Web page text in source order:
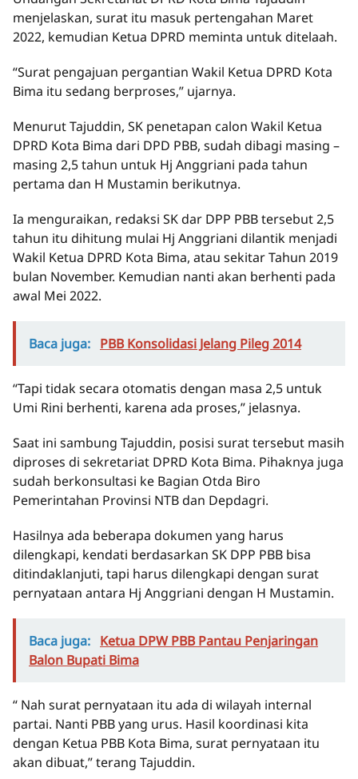
menjelaskan, surat itu masuk pertengahan Maret
2022, kemudian Ketua DPRD meminta untuk ditelaah.
“Surat pengajuan pergantian Wakil Ketua DPRD Kota
Bima itu sedang berproses,” ujarnya.
Menurut Tajuddin, SK penetapan calon Wakil Ketua
DPRD Kota Bima dari DPD PBB, sudah dibagi masing –
masing 2,5 tahun untuk Hj Anggriani pada tahun
pertama dan H Mustamin berikutnya.
Ia menguraikan, redaksi SK dar DPP PBB tersebut 2,5
tahun itu dihitung mulai Hj Anggriani dilantik menjadi
Wakil Ketua DPRD Kota Bima, atau sekitar Tahun 2019
bulan November. Kemudian nanti akan berhenti pada
awal Mei 2022.
Baca juga: PBB Konsolidasi Jelang Pileg 2014
“Tapi tidak secara otomatis dengan masa 2,5 untuk
Umi Rini berhenti, karena ada proses,” jelasnya.
Saat ini sambung Tajuddin, posisi surat tersebut masih
diproses di sekretariat DPRD Kota Bima. Pihaknya juga
sudah berkonsultasi ke Bagian Otda Biro
Pemerintahan Provinsi NTB dan Depdagri.
Hasilnya ada beberapa dokumen yang harus
dilengkapi, kendati berdasarkan SK DPP PBB bisa
ditindaklanjuti, tapi harus dilengkapi dengan surat
pernyataan antara Hj Anggriani dengan H Mustamin.
Baca juga: Ketua DPW PBB Pantau Penjaringan
Balon Bupati Bima
“ Nah surat pernyataan itu ada di wilayah internal
partai. Nanti PBB yang urus. Hasil koordinasi kita
dengan Ketua PBB Kota Bima, surat pernyataan itu
akan dibuat,” terang Tajuddin.